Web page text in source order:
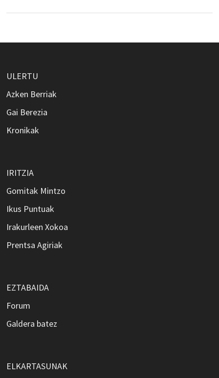
ULERTU
Azken Berriak
Gai Berezia
Kronikak
IRITZIA
Gomitak Mintzo
Ikus Puntuak
Irakurleen Xokoa
Prentsa Agiriak
EZTABAIDA
Forum
Galdera batez
ELKARTASUNAK